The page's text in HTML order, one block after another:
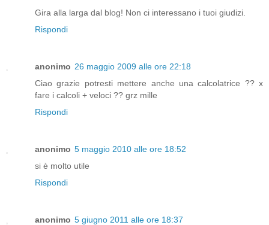
Gira alla larga dal blog! Non ci interessano i tuoi giudizi.
Rispondi
anonimo 26 maggio 2009 alle ore 22:18
Ciao grazie potresti mettere anche una calcolatrice ?? x
fare i calcoli + veloci ?? grz mille
Rispondi
anonimo 5 maggio 2010 alle ore 18:52
si è molto utile
Rispondi
anonimo 5 giugno 2011 alle ore 18:37